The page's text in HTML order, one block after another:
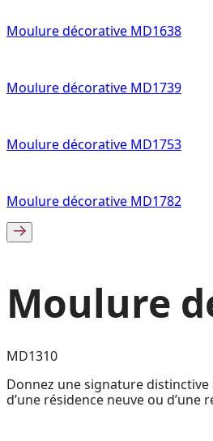
Moulure décorative MD1638
Moulure décorative MD1739
Moulure décorative MD1753
Moulure décorative MD1782
Moulure
MD1310
Donnez une signature
d’une résidence neuve ou d’une